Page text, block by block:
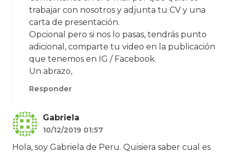
trabajar con nosotros y adjunta tu CV y una
carta de presentación.
Opcional pero si nos lo pasas, tendrás punto
adicional, comparte tu video en la publicación
que tenemos en IG / Facebook.
Un abrazo,
Responder
Gabriela
10/12/2019 01:57
Hola, soy Gabriela de Peru. Quisiera saber cual es